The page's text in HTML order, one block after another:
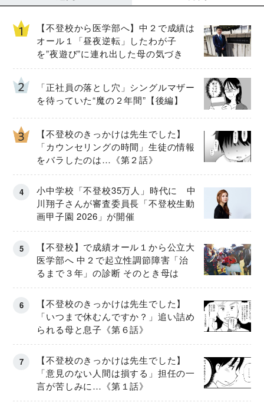
【不登校から医学部へ】中２で成績は
オール１「昼夜逆転」したわが子
を”夜遊び”に連れ出した母の気づき
「正社員の落とし穴」シングルマザー
を待っていた“魔の２年間”【後編】
【不登校のきっかけは先生でした】
「カウンセリングの時間」生徒の情報
をバラしたのは…《第２話》
小中学校「不登校35万人」時代に 中
川翔子さんが審査委員長「不登校生動
画甲子園 2026」が開催
【不登校】で成績オール１から公立大
医学部へ 中２で起立性調節障害「治
るまで３年」の診断 そのとき母は
【不登校のきっかけは先生でした】
「いつまで休むんですか？」追い詰め
られる母と息子《第６話》
【不登校のきっかけは先生でした】
「意見のない人間は損する」担任の一
言が苦しみに…《第１話》